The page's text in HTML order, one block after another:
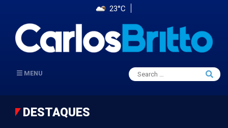
23°C
MENU
Search
for:
Search
DESTAQUES